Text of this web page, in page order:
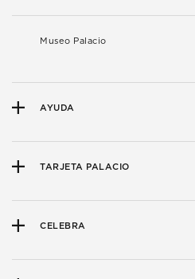
Museo Palacio
AYUDA
TARJETA PALACIO
CELEBRA